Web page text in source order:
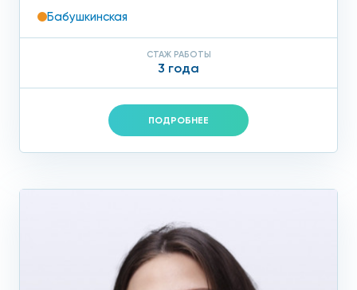
Бабушкинская
СТАЖ РАБОТЫ
3 года
ПОДРОБНЕЕ